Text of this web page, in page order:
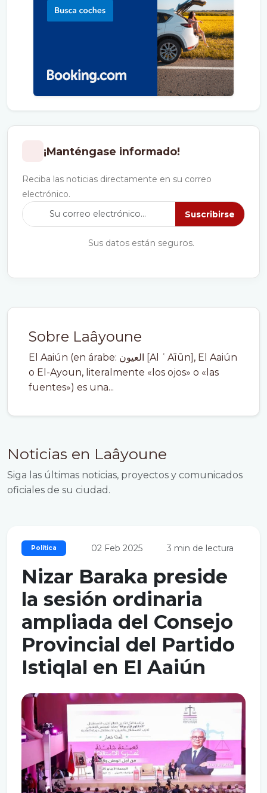
Sobre Laâyoune
El Aaiún (en árabe: العيون [Al ʿAīūn], El Aaiún
o El-Ayoun, literalmente «los ojos» o «las
fuentes») es una...
Noticias en Laâyoune
Siga las últimas noticias, proyectos y comunicados
oficiales de su ciudad.
Política 02 Feb 2025 3 min de lectura
Nizar Baraka preside
la sesión ordinaria
ampliada del Consejo
Provincial del Partido
Istiqlal en El Aaiún
¡Manténgase informado!
Reciba las noticias directamente en su correo
electrónico.
Suscribirse
Sus datos están seguros.